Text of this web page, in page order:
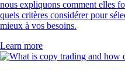
nous expliquons comment elles
quels critères considérer pour
mieux à vos besoins.
Learn more